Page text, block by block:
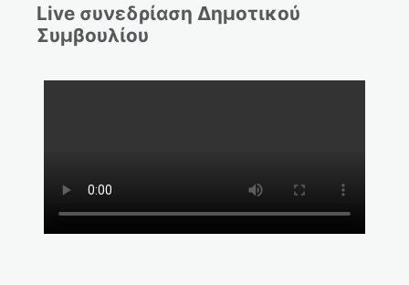
Live συνεδρίαση Δημοτικού
Συμβουλίου